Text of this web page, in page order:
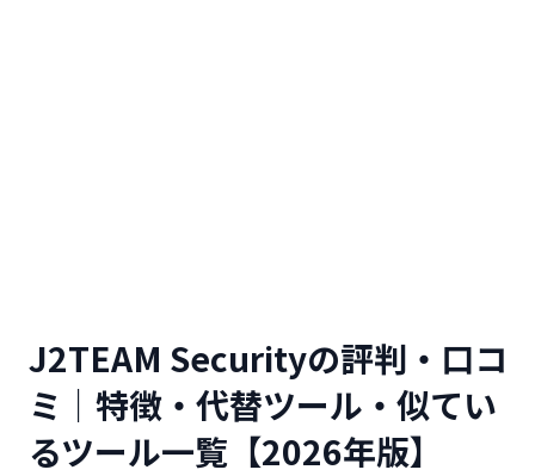
J2TEAM Securityの評判・口コ
ミ｜特徴・代替ツール・似てい
るツール一覧【2026年版】